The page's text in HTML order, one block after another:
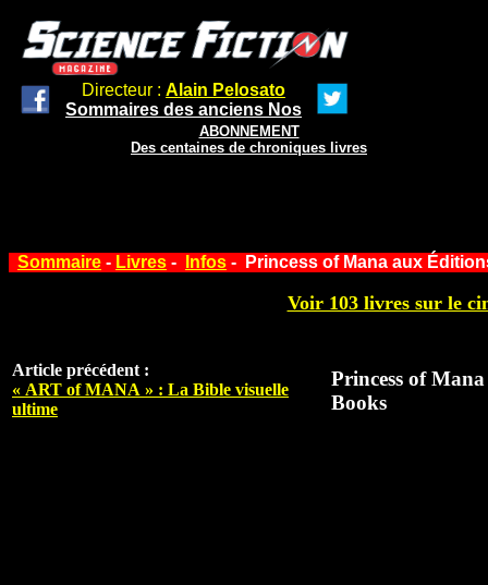
Directeur : Alain Pelosato
Sommaires des anciens Nos
ABONNEMENT
Des centaines de chroniques livres
Sommaire - Livres - Infos - Princess of Mana aux
Voir 103 livres sur le
Article précédent :
« ART of MANA » : La Bible visuelle
ultime
Princess of
Books